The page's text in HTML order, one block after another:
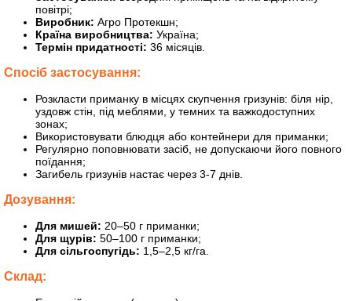
повітрі;
Виробник: Агро Протекшн;
Країна виробництва: Україна;
Термін придатності: 36 місяців.
Спосіб застосування:
Розкласти приманку в місцях скупчення гризунів: біля нір,
уздовж стін, під меблями, у темних та важкодоступних
зонах;
Використовувати блюдця або контейнери для приманки;
Регулярно поповнювати засіб, не допускаючи його повного
поїдання;
Загибель гризунів настає через 3-7 днів.
Дозування:
Для мишей: 20–50 г приманки;
Для щурів: 50–100 г приманки;
Для сільгоспугідь: 1,5–2,5 кг/га.
Склад: